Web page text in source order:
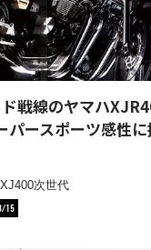
戦線のヤマハ
パースポーツ感性
XJ400次世代
15